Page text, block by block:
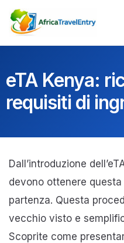
Vai
al
eTA Kenya:
requisiti di
Dall’introduzione
devono ottenere
partenza. Questa
vecchio visto e
Scoprite come